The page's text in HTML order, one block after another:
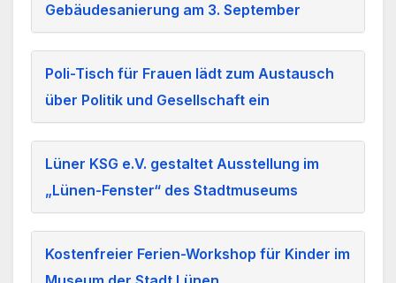
Gebäudesanierung am 3. September
Poli-Tisch für Frauen lädt zum Austausch
über Politik und Gesellschaft ein
Lüner KSG e.V. gestaltet Ausstellung im
„Lünen-Fenster“ des Stadtmuseums
Kostenfreier Ferien-Workshop für Kinder im